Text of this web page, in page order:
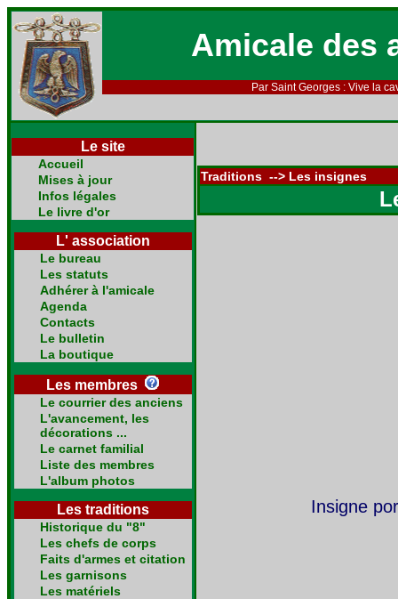
Amicale des
Par Saint Georges : Vive la
Le site
Accueil
Mises à jour
Infos légales
Le livre d'or
L' association
Le bureau
Les statuts
Adhérer à l'amicale
Agenda
Contacts
Le bulletin
La boutique
Les membres
Le courrier des anciens
L'avancement, les
décorations ...
Le carnet familial
Liste des membres
L'album photos
Les traditions
Historique du "8"
Les chefs de corps
Faits d'armes et citation
Les garnisons
Les matériels
Traditions --> Les insignes
Insigne